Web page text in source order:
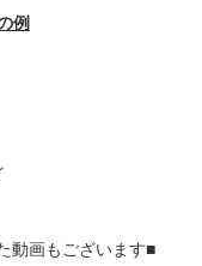
例
動画もございます■